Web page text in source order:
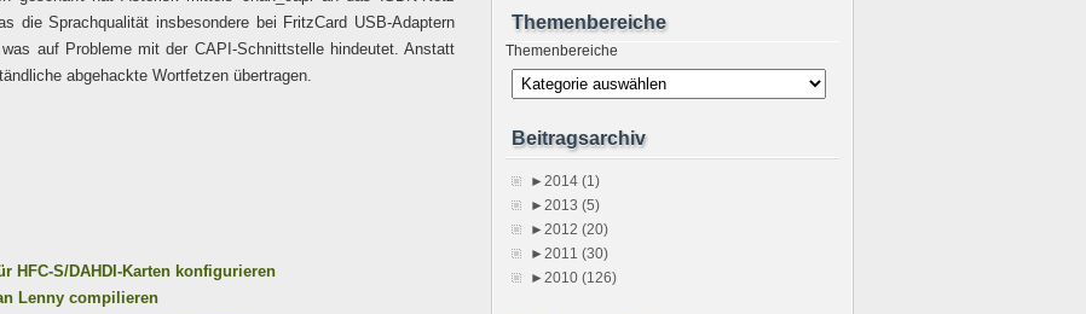
die Sprachqualität insbesondere bei FritzCard USB-Adaptern
auf Probleme mit der CAPI-Schnittstelle hindeutet. Anstatt
abgehackte Wortfetzen übertragen.
HFC-S/DAHDI-Karten konfigurieren
Lenny compilieren
Themenbereiche
Themenbereiche
Beitragsarchiv
►2014 (1)
►2013 (5)
►2012 (20)
►2011 (30)
►2010 (126)